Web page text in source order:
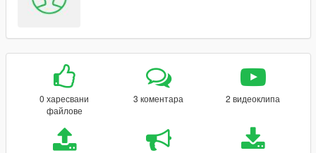
0 харесвани
файлове
3 коментара 2 видеоклипа